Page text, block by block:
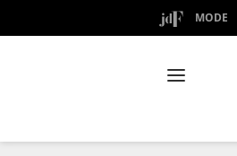
MODE